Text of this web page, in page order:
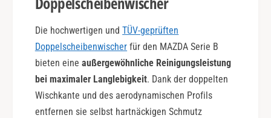
Die hochwertigen undTÜV-geprüften
Doppelscheibenwischer für den MAZDA Serie B
bieten eine außergewöhnliche Reinigungsleistung
bei maximaler Langlebigkeit. Dank der doppelten
Wischkante und des aerodynamischen Profils
entfernen sie selbst hartnäckigen Schmutz